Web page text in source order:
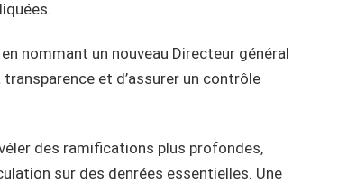
nommant un nouveau Directeur général
et d’assurer un contrôle
des ramifications plus profondes,
sur des denrées essentielles. Une